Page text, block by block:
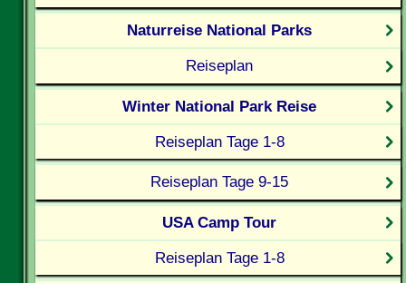
Naturreise National Parks
Reiseplan
Winter National Park Reise
Reiseplan Tage 1-8
Reiseplan Tage 9-15
USA Camp Tour
Reiseplan Tage 1-8